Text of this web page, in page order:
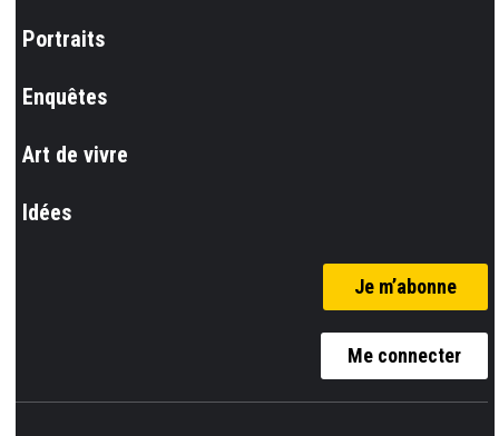
Portraits
Enquêtes
Art de vivre
Idées
Je m’abonne
Me connecter